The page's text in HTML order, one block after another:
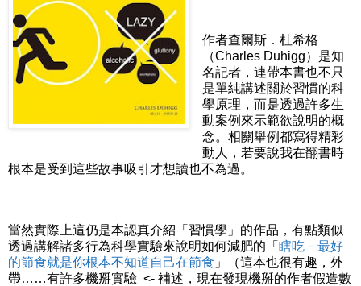
作者查爾斯．杜希格
（Charles Duhigg）是知
名記者，連帶本書也不只
是單純講述關於習慣的科
學原理，而是透過許多生
動案例來示範欲說明的概
念。相關舉例都寫得精彩
動人，若要說我在翻書時
根本是受到這些故事吸引才想讀也不為過。
當然實際上這仍是本認真介紹「習慣學」的作品，有點類似
透過講解諸多行為科學實驗來說明如何減肥的「 瞎吃－最好
的節食就是你根本不知道自己在節食 」（這本也很有趣，外
帶……有許多機掰實驗 <- 補述，現在發現機掰的作者假造數